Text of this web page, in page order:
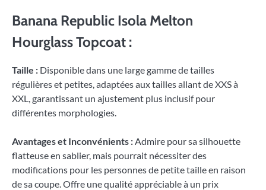
Banana Republic Isola Melton
Hourglass Topcoat :
Taille : Disponible dans une large gamme de tailles
régulières et petites, adaptées aux tailles allant de XXS à
XXL, garantissant un ajustement plus inclusif pour
différentes morphologies.
Avantages et Inconvénients : Admire pour sa silhouette
flatteuse en sablier, mais pourrait nécessiter des
modifications pour les personnes de petite taille en raison
de sa coupe. Offre une qualité appréciable à un prix